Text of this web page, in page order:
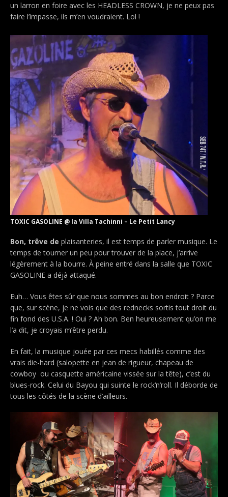
un larron en foire avec les HEADLESS CROWN, je ne peux pas
faire l’impasse, ils m’en voudraient. Lol !
TOXIC GASOLINE @ la Villa Tachinni – Le Petit Lancy
Bon, trêve de plaisanteries, il est temps de parler musique. Le
temps de tourner un peu pour trouver de la place, j’arrive
légèrement à la bourre. À peine entré dans la salle que TOXIC
GASOLINE a déjà attaqué.
Euh… Vous êtes sûr que nous sommes au bon endroit ? Parce
que, sur scène, je ne vois que des rednecks sortis tout droit du
fin fond des U.S.A. ! Oui ? Ah bon. Ben heureusement qu’on me
l’a dit, je croyais m’être perdu.
En fait, la musique jouée par ces mecs habillés comme des
vrais die-hard (salopette en jean de rigueur, chapeau de
cowboy ou casquette américaine vissée sur la tête), c’est du
blues-rock. Celui du Bayou qui suinte le rock‘n’roll. Il déborde de
tous les côtés de la scène d’ailleurs.